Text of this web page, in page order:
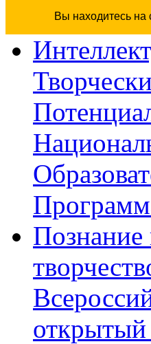
Вы находитесь
Познание
открытый